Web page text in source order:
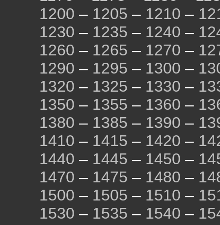
1200 – 1205 – 1210 –
1230 – 1235 – 1240 –
1260 – 1265 – 1270 –
1290 – 1295 – 1300 –
1320 – 1325 – 1330 –
1350 – 1355 – 1360 –
1380 – 1385 – 1390 –
1410 – 1415 – 1420 –
1440 – 1445 – 1450 –
1470 – 1475 – 1480 –
1500 – 1505 – 1510 –
1530 – 1535 – 1540 –